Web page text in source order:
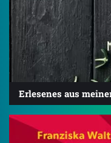
Erlesenes aus